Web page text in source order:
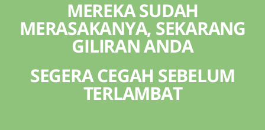
MEREKA SUDAH
MERASAKANYA, SEKARANG
GILIRAN ANDA
SEGERA CEGAH SEBELUM
TERLAMBAT